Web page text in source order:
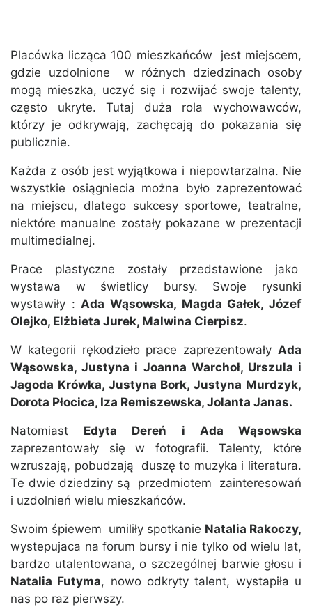
Placówka licząca 100 mieszkańców jest miejscem,
gdzie uzdolnione w różnych dziedzinach osoby
mogą mieszka, uczyć się i rozwijać swoje talenty,
często ukryte. Tutaj duża rola wychowawców,
którzy je odkrywają, zachęcają do pokazania się
publicznie.
Każda z osób jest wyjątkowa i niepowtarzalna. Nie
wszystkie osiągniecia można było zaprezentować
na miejscu, dlatego sukcesy sportowe, teatralne,
niektóre manualne zostały pokazane w prezentacji
multimedialnej.
Prace plastyczne zostały przedstawione jako
wystawa w świetlicy bursy. Swoje rysunki
wystawiły :Ada Wąsowska, Magda Gałek, Józef
Olejko, Elżbieta Jurek, Malwina Cierpisz.
W kategorii rękodzieło prace zaprezentowały Ada
Wąsowska, Justyna i Joanna Warchoł, Urszula i
Jagoda Krówka, Justyna Bork, Justyna Murdzyk,
Dorota Płocica, Iza Remiszewska, Jolanta Janas.
Natomiast Edyta Dereń i Ada Wąsowska
zaprezentowały się w fotografii. Talenty, które
wzruszają, pobudzają duszę to muzyka i literatura.
Te dwie dziedziny są przedmiotem zainteresowań
i uzdolnień wielu mieszkańców.
Swoim śpiewem umiliły spotkanie Natalia Rakoczy,
wystepujaca na forum bursy i nie tylko od wielu lat,
bardzo utalentowana, o szczególnej barwie głosu i
Natalia Futyma, nowo odkryty talent, wystapiła u
nas po raz pierwszy.